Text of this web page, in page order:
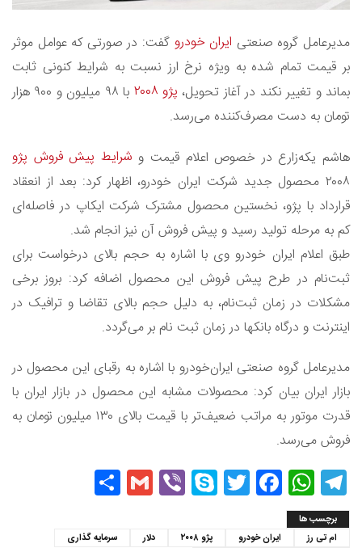
مدیرعامل گروه صنعتی ایران ‌خودرو گفت: در صورتی که عوامل موثر
بر قیمت تمام شده به ویژه نرخ ارز نسبت به شرایط کنونی ثابت
بماند و تغییر نکند در آغاز تحویل، پژو ۲۰۰۸
با ۹۸ میلیون و ۹۰۰ هزار
تومان به دست مصرف‌کننده می‌رسد.
هاشم یکه‌زارع در خصوص اعلام قیمت و شرایط پیش فروش پژو
۲۰۰۸ محصول جدید شرکت ایران خودرو، اظهار کرد: بعد از انعقاد
قرارداد با پژو، نخستین محصول مشترک شرکت ایکاپ در فاصله‌ای
کم به مرحله تولید رسید و پیش فروش آن نیز انجام شد.
طبق اعلام ایران خودرو وی با اشاره به حجم بالای درخواست برای
ثبت‌نام در طرح پیش فروش این محصول اضافه کرد: بروز برخی
مشکلات در زمان ثبت‌نام، به دلیل حجم بالای تقاضا و ترافیک در
اینترنت و درگاه بانکها در زمان ثبت نام بر می‌گردد.
مدیرعامل گروه صنعتی ایران‌خودرو با اشاره به رقبای این محصول در
بازار ایران بیان کرد: محصولات مشابه این محصول در بازار ایران با
قدرت موتور به مراتب ضعیف‌تر با قیمت بالای ۱۳۰ میلیون تومان به
فروش می‌رسد.
Telegram
WhatsApp
Facebook
Twitter
Skype
Viber
Gmail
برچسب ها
ام تی رز
ایران ‌خودرو پژو ۲۰۰۸ دلار
سرمایه گذاری